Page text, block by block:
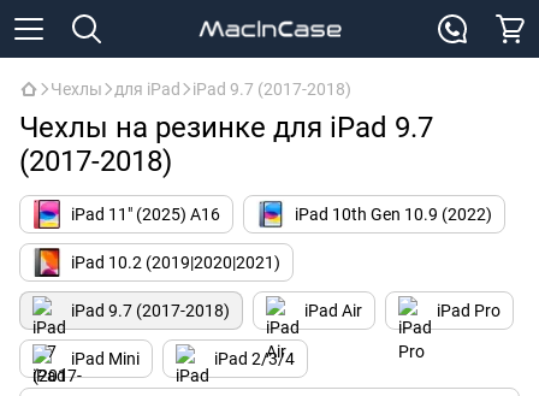
Чехлы для iPad iPad 9.7 (2017-2018)
Чехлы на резинке для iPad 9.7
(2017-2018)
iPad 11" (2025) A16 iPad 10th Gen 10.9 (2022)
iPad 10.2 (2019|2020|2021)
iPad 9.7 (2017-2018) iPad Air iPad Pro
iPad Mini iPad 2/3/4